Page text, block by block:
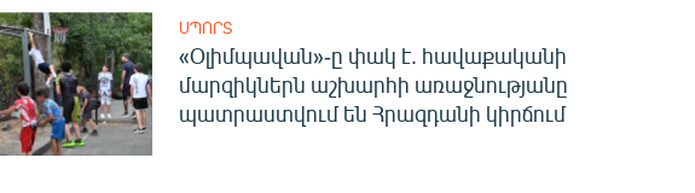
ՍՊՈՐՏ
«Օլիմպավան»-ը փակ է. հավաքականի
մարզիկներն աշխարհի առաջնությանը
պատրաստվում են Հրազդանի կիրճում